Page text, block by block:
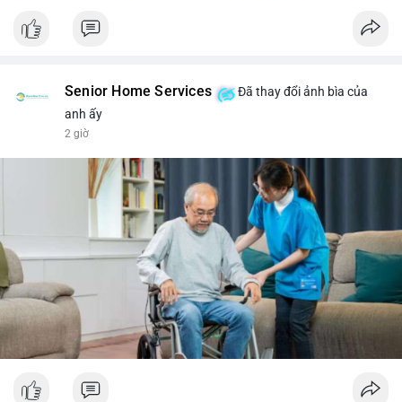
Senior Home Services
Đã thay đổi ảnh bìa của
anh ấy
2 giờ